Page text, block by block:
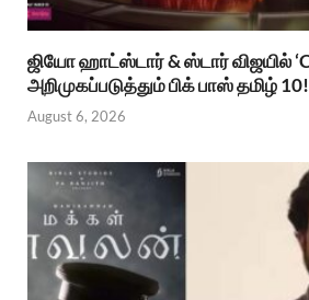
ஜியோ ஹாட்ஸ்டார் & ஸ்டார் விஜயில்
அறிமுகப்படுத்தும் பிக் பாஸ் தமிழ் 10!
August 6, 2026